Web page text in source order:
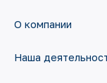
О компании
Наша